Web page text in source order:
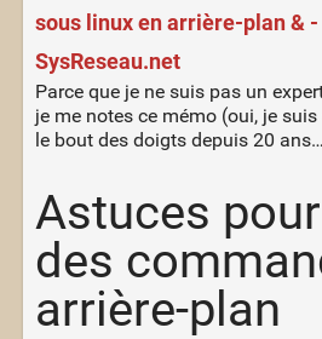
sous linux en arrière-plan & -
SysReseau.net
Parce que je ne suis pas un
je me notes ce mémo (oui, je
le bout des doigts depuis 20
Astuces
des
arrière-plan